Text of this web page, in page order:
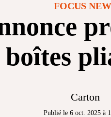
FOCUS
boîtes
Carton
Publié le 6 oct. 2025 à